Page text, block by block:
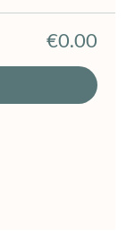
€0.00